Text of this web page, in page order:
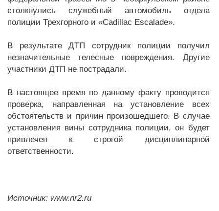
столкнулись служебный автомобиль отдела
полиции Трехгорного и «Cadillac Escalade».
В результате ДТП сотрудник полиции получил
незначительные телесные повреждения. Другие
участники ДТП не пострадали.
В настоящее время по данному факту проводится
проверка, направленная на установление всех
обстоятельств и причин произошедшего. В случае
установления вины сотрудника полиции, он будет
привлечен к строгой дисциплинарной
ответственности.
Источник: www.nr2.ru